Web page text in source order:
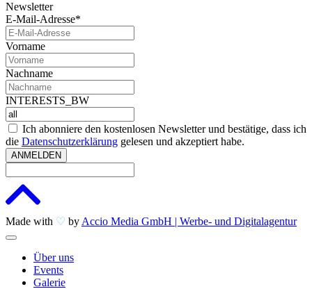
Newsletter
E-Mail-Adresse*
Vorname
Nachname
INTERESTS_BW
Ich abonniere den kostenlosen Newsletter und bestätige, dass ich
die Datenschutzerklärung gelesen und akzeptiert habe.
ANMELDEN
Made with ♡ by Accio Media GmbH | Werbe- und Digitalagentur
Über uns
Events
Galerie